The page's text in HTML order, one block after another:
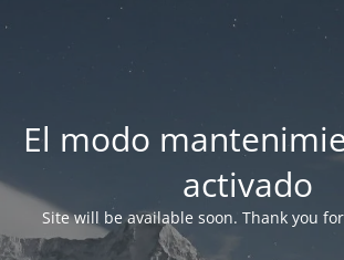
El modo
activado
Site will be available soon. Thank you